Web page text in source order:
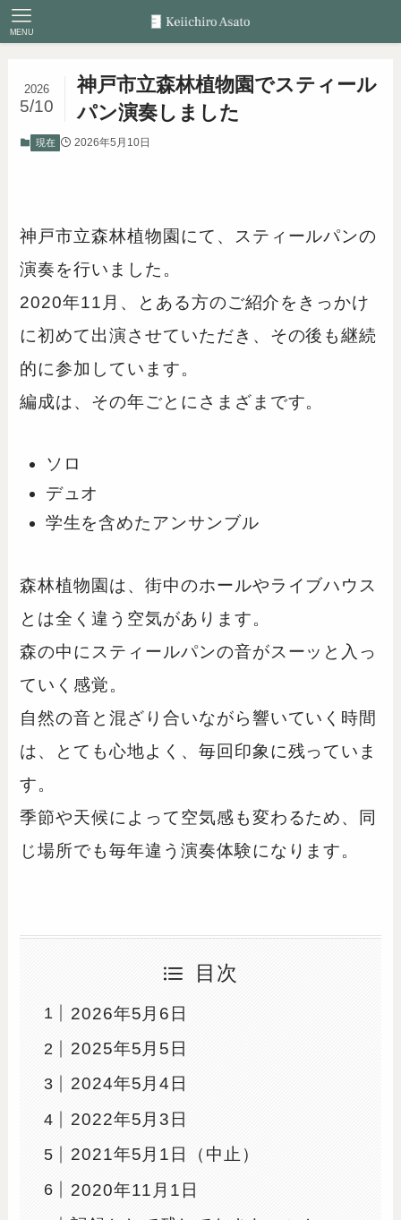
MENU
神戸市立森林植物園でスティール
パン演奏しました
2026
5/10
現在 2026年5月10日
神戸市立森林植物園にて、スティールパンの
演奏を行いました。
2020年11月、とある方のご紹介をきっかけ
に初めて出演させていただき、その後も継続
的に参加しています。
編成は、その年ごとにさまざまです。
ソロ
デュオ
学生を含めたアンサンブル
森林植物園は、街中のホールやライブハウス
とは全く違う空気があります。
森の中にスティールパンの音がスーッと入っ
ていく感覚。
自然の音と混ざり合いながら響いていく時間
は、とても心地よく、毎回印象に残っていま
す。
季節や天候によって空気感も変わるため、同
じ場所でも毎年違う演奏体験になります。
目次
2026年5月6日
2025年5月5日
2024年5月4日
2022年5月3日
2021年5月1日（中止）
2020年11月1日